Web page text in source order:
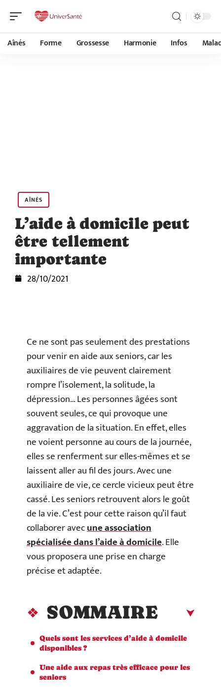
Aînés Forme Grossesse Harmonie Infos
AÎNÉS
L’aide à domicile peut
être tellement
importante
28/10/2021
Ce ne sont pas seulement des prestations
pour venir en aide aux seniors, car les
auxiliaires de vie peuvent clairement
rompre l’isolement, la solitude, la
dépression… Les personnes âgées sont
souvent seules, ce qui provoque une
aggravation de la situation. En effet, elles
ne voient personne au cours de la journée,
elles se renferment sur elles-mêmes et se
laissent aller au fil des jours. Avec une
auxiliaire de vie, ce cercle vicieux peut être
cassé. Les seniors retrouvent alors le goût
de la vie. C’est pour cette raison qu’il faut
collaborer avecune association
spécialisée dans l’aide à domicile. Elle
vous proposera une prise en charge
précise et adaptée.
SOMMAIRE
Quels sont les services d’aide à domicile
disponibles ?
Une aide aux repas très efficace pour les
seniors